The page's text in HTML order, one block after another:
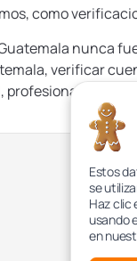
como
nunca
verificar
o
Estos
se
Haz clic
usando
en